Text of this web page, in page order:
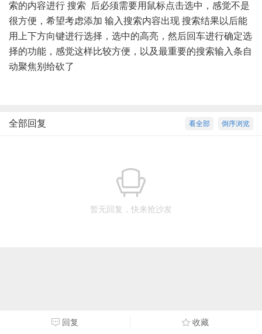
索的内容进行 搜索 后必须需要用鼠标点击选中，感觉不是
很方便，希望考虑添加 输入搜索内容出现 搜索结果以后能
用上下方向键进行选择，选中的高亮，然后回车进行确定选
择的功能，感觉这样比较方便，以及最重要的搜索输入条自
动聚焦别给砍了
倒序浏览
看全部
全部回复
暂无回复，快来抢沙发
回复 收藏